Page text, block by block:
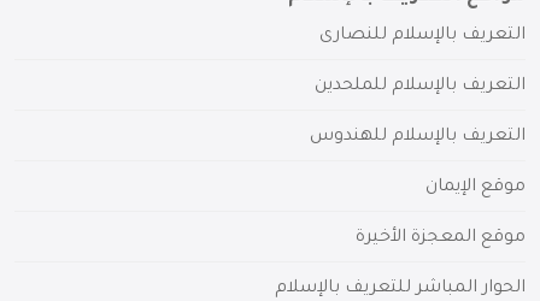
التعريف بالإسلام للنصارى
التعريف بالإسلام للملحدين
التعريف بالإسلام للهندوس
موقع الإيمان
موقع المعجزة الأخيرة
الحوار المباشر للتعريف بالإسلام